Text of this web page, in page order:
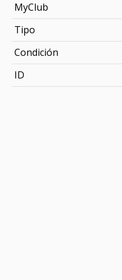
MyClub
Tipo
Condición
ID